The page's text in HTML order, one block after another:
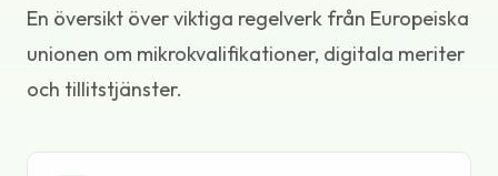
Om CloudTeam
For evenemangsforetag
En översikt över viktiga regelverk från Europeiska
unionen om mikrokvalifikationer, digitala meriter
och tillitstjänster.